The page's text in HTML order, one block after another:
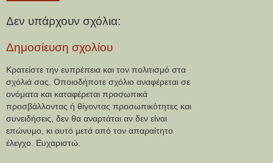
Δεν υπάρχουν σχόλια:
Δημοσίευση σχολίου
Κρατείστε την ευπρέπεια και τον πολιτισμό στα
σχόλιά σας. Οποιοδήποτε σχόλιο αναφέρεται σε
ονόματα και καταφέρεται προσωπικά
προσβάλλοντας ή θίγοντας προσωπικότητες και
συνειδήσεις, δεν θα αναρτάται αν δεν είναι
επώνυμο, κι αυτό μετά από τον απαραίτητο
έλεγχο. Ευχαριστώ.